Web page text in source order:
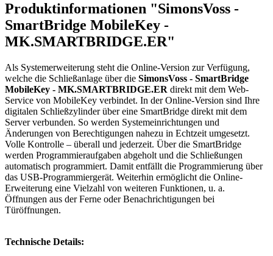
Produktinformationen "SimonsVoss -
SmartBridge MobileKey -
MK.SMARTBRIDGE.ER"
Als Systemerweiterung steht die Online-Version zur Verfügung,
welche die Schließanlage über die SimonsVoss - SmartBridge
MobileKey - MK.SMARTBRIDGE.ER direkt mit dem Web-
Service von MobileKey verbindet. In der Online-Version sind Ihre
digitalen Schließzylinder über eine SmartBridge direkt mit dem
Server verbunden. So werden Systemeinrichtungen und
Änderungen von Berechtigungen nahezu in Echtzeit umgesetzt.
Volle Kontrolle – überall und jederzeit. Über die SmartBridge
werden Programmieraufgaben abgeholt und die Schließungen
automatisch programmiert. Damit entfällt die Programmierung über
das USB-Programmiergerät. Weiterhin ermöglicht die Online-
Erweiterung eine Vielzahl von weiteren Funktionen, u. a.
Öffnungen aus der Ferne oder Benachrichtigungen bei
Türöffnungen.
Technische Details: